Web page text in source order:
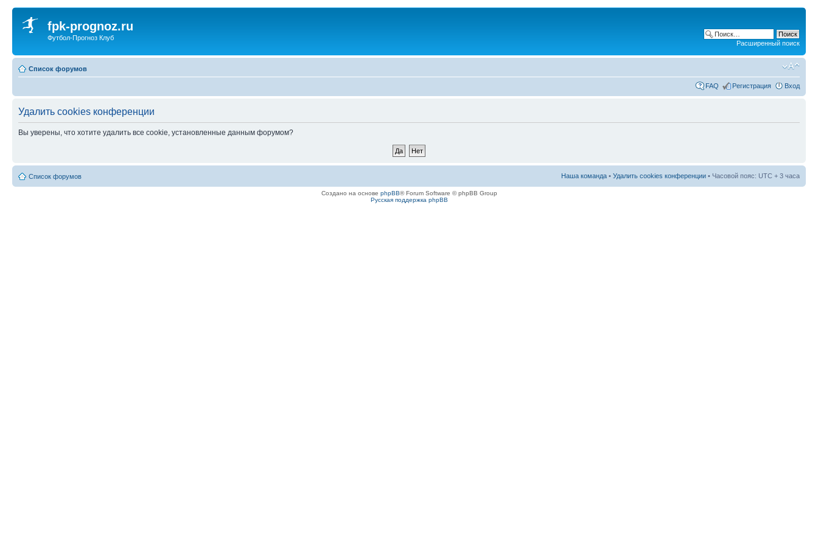
fpk-prognoz.ru
Футбол-Прогноз Клуб
Расширенный поиск
Список форумов
FAQ Регистрация Вход
Удалить cookies конференции
Вы уверены, что хотите удалить все cookie, установленные данным форумом?
Список форумов Наша команда • Удалить cookies конференции • Часовой пояс: UTC + 3 часа
Создано на основе phpBB® Forum Software © phpBB Group
Русская поддержка phpBB